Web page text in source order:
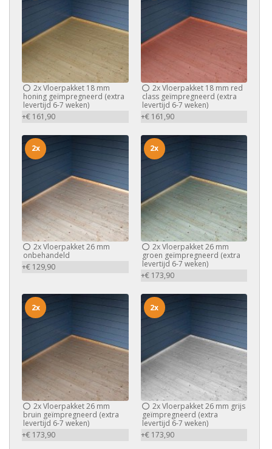
2xVloerpakket 18 mm
honing geïmpregneerd (extra
levertijd 6-7 weken)
+€ 161,90
2xVloerpakket 18 mm red
class geïmpregneerd (extra
levertijd 6-7 weken)
+€ 161,90
2xVloerpakket 26 mm
onbehandeld
+€ 129,90
2x
2xVloerpakket 26 mm
groen geïmpregneerd (extra
levertijd 6-7 weken)
+€ 173,90
2x
2xVloerpakket 26 mm
bruin geïmpregneerd (extra
levertijd 6-7 weken)
+€ 173,90
2x
2xVloerpakket 26 mm grijs
geïmpregneerd (extra
levertijd 6-7 weken)
+€ 173,90
2x